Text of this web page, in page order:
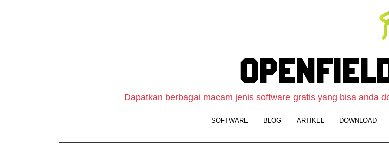
Dapatkan berbagai macam jenis software gratis yang bisa anda
SOFTWARE BLOG ARTIKEL DOWNLOAD